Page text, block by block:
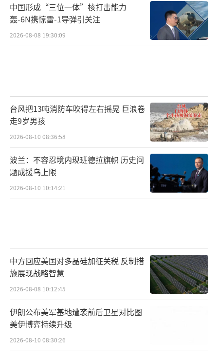
中国形成“三位一体”核打击能力
轰-6N携惊雷-1导弹引关注
2026-08-08 19:30:09
台风把13吨消防车吹得左右摇晃 巨浪卷
走9岁男孩
2026-08-10 08:36:58
波兰：不容忍境内现班德拉旗帜 历史问
题成援乌上限
2026-08-10 10:14:21
中方回应美国对多晶硅加征关税 反制措
施展现战略智慧
2026-08-08 10:12:45
伊朗公布美军基地遭袭前后卫星对比图
美伊博弈持续升级
2026-08-10 08:30:26